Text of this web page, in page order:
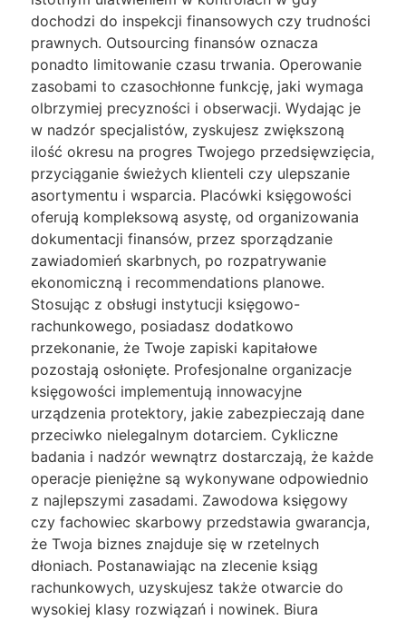
dochodzi do inspekcji finansowych czy trudności
prawnych. Outsourcing finansów oznacza
ponadto limitowanie czasu trwania. Operowanie
zasobami to czasochłonne funkcję, jaki wymaga
olbrzymiej precyzności i obserwacji. Wydając je
w nadzór specjalistów, zyskujesz zwiększoną
ilość okresu na progres Twojego przedsięwzięcia,
przyciąganie świeżych klienteli czy ulepszanie
asortymentu i wsparcia. Placówki księgowości
oferują kompleksową asystę, od organizowania
dokumentacji finansów, przez sporządzanie
zawiadomień skarbnych, po rozpatrywanie
ekonomiczną i recommendations planowe.
Stosując z obsługi instytucji księgowo-
rachunkowego, posiadasz dodatkowo
przekonanie, że Twoje zapiski kapitałowe
pozostają osłonięte. Profesjonalne organizacje
księgowości implementują innowacyjne
urządzenia protektory, jakie zabezpieczają dane
przeciwko nielegalnym dotarciem. Cykliczne
badania i nadzór wewnątrz dostarczają, że każde
operacje pieniężne są wykonywane odpowiednio
z najlepszymi zasadami. Zawodowa księgowy
czy fachowiec skarbowy przedstawia gwarancja,
że Twoja biznes znajduje się w rzetelnych
dłoniach. Postanawiając na zlecenie ksiąg
rachunkowych, uzyskujesz także otwarcie do
wysokiej klasy rozwiązań i nowinek. Biura